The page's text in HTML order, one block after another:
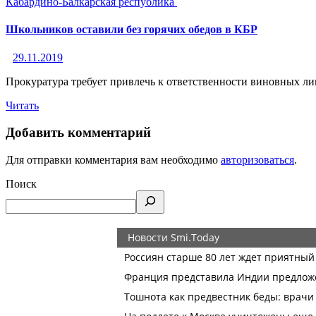
Школьников оставили без горячих обедов в КБР
29.11.2019
Прокуратура требует привлечь к ответственности виновных
Читать
Добавить комментарий
Для отправки комментария вам необходимо авторизоваться.
Поиск